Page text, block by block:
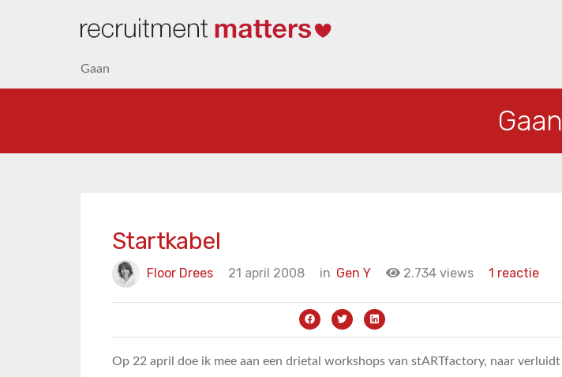
Gaan
Gaan
Startkabel
Floor Drees 21 april 2008 in Gen Y 2.734 views 1 reactie
Op 22 april doe ik mee aan een drietal workshops van stARTfactory, naar verluidt